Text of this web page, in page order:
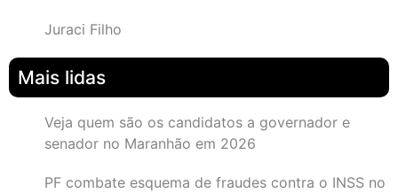
Juraci Filho
Mais lidas
Veja quem são os candidatos a governador e
senador no Maranhão em 2026
PF combate esquema de fraudes contra o INSS no